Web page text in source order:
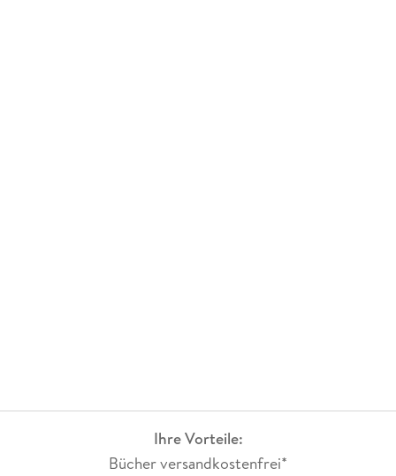
Ihre Vorteile:
Bücher versandkostenfrei*